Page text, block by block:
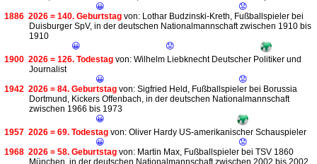
😀
😟
1886 2026 = 140. Geburtstag von: Lothar Budzinski-Kreth, Fußballspieler bei
Duisburger SpV, in der deutschen Nationalmannschaft zwischen 1910 bis
1910
😀
😟
1900 2026 = 126. Todestag von: Wilhelm Liebknecht Deutscher Politiker und
Journalist
😀
😟
1942 2026 = 84. Geburtstag von: Sigfried Held, Fußballspieler bei Borussia
Dortmund, Kickers Offenbach, in der deutschen Nationalmannschaft
zwischen 1966 bis 1973
😀
1957 2026 = 69. Todestag von: Oliver Hardy US-amerikanischer Schauspieler
😀
😟
1968 2026 = 58. Geburtstag von: Martin Max, Fußballspieler bei TSV 1860